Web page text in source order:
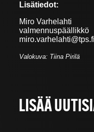
Lisätiedot:
Miro Varhelahti
valmennuspäällikkö
miro.varhelahti@tps.fi
Valokuva: Tiina Pirilä
LISÄÄ